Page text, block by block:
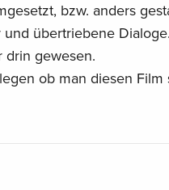
bzw. anders
übertriebene Dialoge.
drin gewesen.
ob man diesen Film